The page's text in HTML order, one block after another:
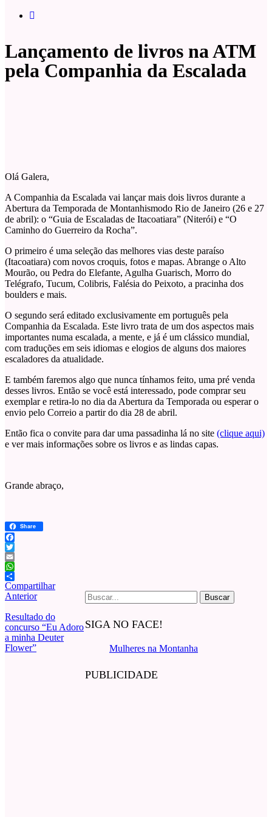
Lançamento de livros na ATM
pela Companhia da Escalada
Olá Galera,
A Companhia da Escalada vai lançar mais dois livros durante a
Abertura da Temporada de Montanhismodo Rio de Janeiro (26 e 27
de abril): o “Guia de Escaladas de Itacoatiara” (Niterói) e “O
Caminho do Guerreiro da Rocha”.
O primeiro é uma seleção das melhores vias deste paraíso
(Itacoatiara) com novos croquis, fotos e mapas. Abrange o Alto
Mourão, ou Pedra do Elefante, Agulha Guarisch, Morro do
Telégrafo, Tucum, Colibris, Falésia do Peixoto, a pracinha dos
boulders e mais.
O segundo será editado exclusivamente em português pela
Companhia da Escalada. Este livro trata de um dos aspectos mais
importantes numa escalada, a mente, e já é um clássico mundial,
com traduções em seis idiomas e elogios de alguns dos maiores
escaladores da atualidade.
E também faremos algo que nunca tínhamos feito, uma pré venda
desses livros. Então se você está interessado, pode comprar seu
exemplar e retira-lo no dia da Abertura da Temporada ou esperar o
envio pelo Correio a partir do dia 28 de abril.
Então fica o convite para dar uma passadinha lá no site (clique aqui)
e ver mais informações sobre os livros e as lindas capas.
Grande abraço,
Share
Facebook
Twitter
Email
WhatsApp
Compartilhar
Buscar
por:
SIGA NO FACE!
Mulheres na Montanha
PUBLICIDADE
Anterior
Resultado do
concurso “Eu Adoro
a minha Deuter
Flower”